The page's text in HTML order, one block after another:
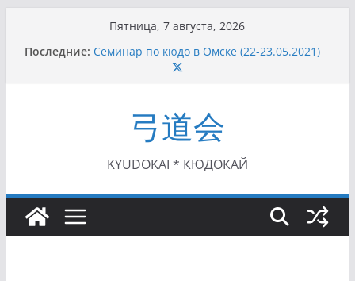
содержимому
Пятница, 7 августа, 2026
Последние: Семинар по кюдо в Омске (22-23.05.2021)
Чемпионат Росcии, Дёмино (2-5.09.2021)
II Кубок Посла Японии в России по Кюдо,
Орёл (25.07.2021)
I этап Кубка Московской области по Кюдо /
Сейдокан II (27.06.2021)
弓道会
KYUDOKAI * КЮДОКАЙ